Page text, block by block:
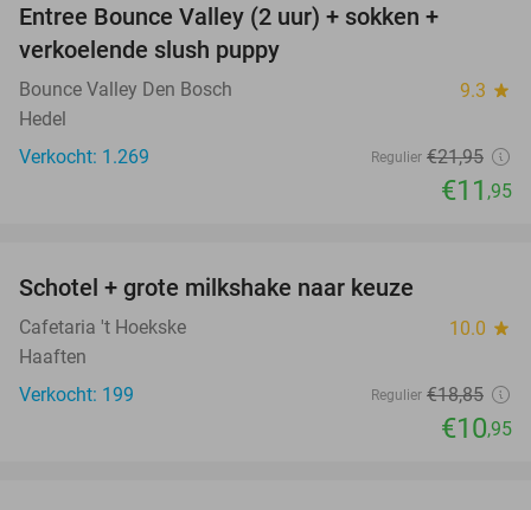
Entree Bounce Valley (2 uur) + sokken +
verkoelende slush puppy
Bounce Valley Den Bosch 9.3 star
Hedel
Verkocht: 1.269
Regulier €21,95
€11 ,95
Schotel + grote milkshake naar keuze
Cafetaria 't Hoekske 10.0 star
Haaften
Verkocht: 199
Regulier €18,85
€10,95